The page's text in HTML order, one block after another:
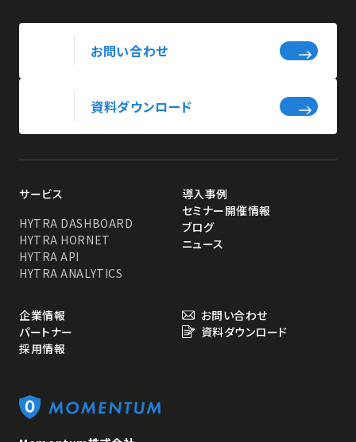
お問い合わせ
資料ダウンロード
サービス
HYTRA DASHBOARD
HYTRA HORNET
HYTRA API
HYTRA ANALYTICS
導入事例
セミナー開催情報
ブログ
ニュース
企業情報
パートナー
採用情報
お問い合わせ
資料ダウンロード